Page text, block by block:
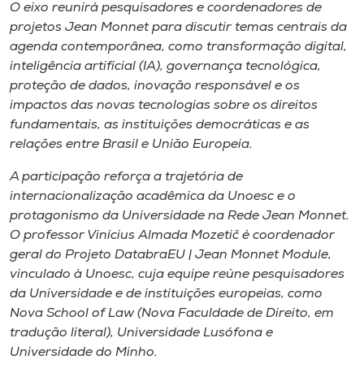
Store
Selecione
o idioma
A+
A-
O eixo reunirá pesquisadores e coordenadores de
projetos Jean Monnet para discutir temas centrais da
agenda contemporânea, como transformação digital,
inteligência artificial (IA), governança tecnológica,
proteção de dados, inovação responsável e os
impactos das novas tecnologias sobre os direitos
fundamentais, as instituições democráticas e as
relações entre Brasil e União Europeia.
A participação reforça a trajetória de
internacionalização acadêmica da Unoesc e o
protagonismo da Universidade na Rede Jean Monnet.
O professor Vinícius Almada Mozetič é coordenador
geral do Projeto DatabraEU | Jean Monnet Module,
vinculado à Unoesc, cuja equipe reúne pesquisadores
da Universidade e de instituições europeias, como
Nova School of Law (Nova Faculdade de Direito, em
tradução literal), Universidade Lusófona e
Universidade do Minho.